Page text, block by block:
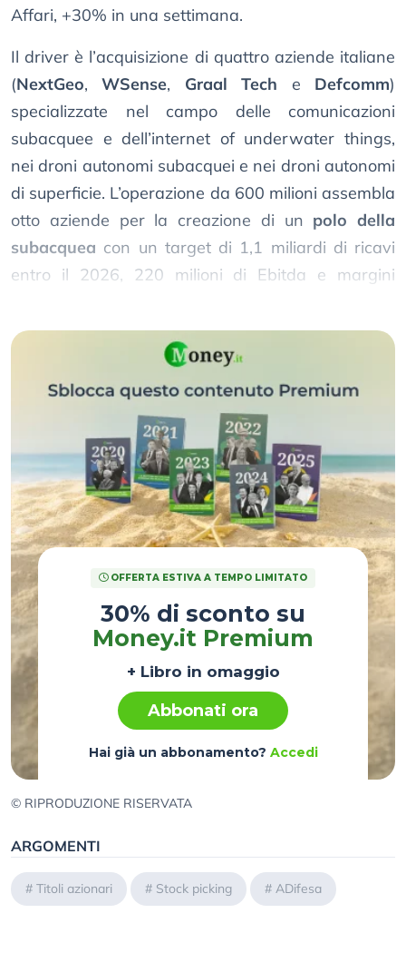
Affari, +30% in una settimana.
Il driver è l’acquisizione di quattro aziende italiane
(NextGeo,WSense, Graal Tech e Defcomm)
specializzate nel campo delle comunicazioni
subacquee e dell’internet of underwater things,
nei droni autonomi subacquei e nei droni autonomi
di superficie. L’operazione da 600 milioni assembla
otto aziende per la creazione di un polo della
subacquea con un target di 1,1 miliardi di ricavi
entro il 2026, 220 milioni di Ebitda e margini
OFFERTA ESTIVA A TEMPO LIMITATO
30% di sconto su
Money.it Premium
+ Libro in omaggio
Abbonati ora
Hai già un abbonamento? Accedi
© RIPRODUZIONE RISERVATA
ARGOMENTI
# Titoli azionari # Stock picking # ADifesa